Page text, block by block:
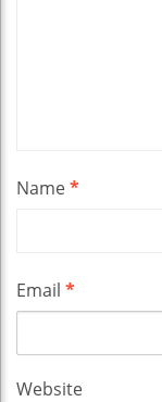
Name*
Email *
Website